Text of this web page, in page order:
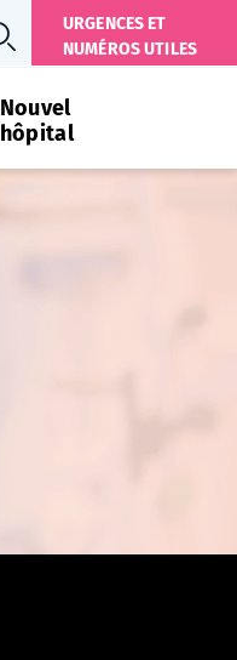
URGENCES ET
NUMÉROS UTILES
Nouvel
hôpital